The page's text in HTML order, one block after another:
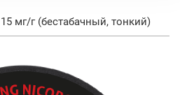
мг/г (бестабачный, тонкий)